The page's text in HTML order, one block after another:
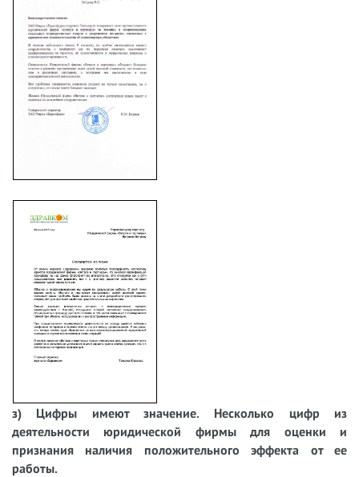
з) Цифры имеют значение. Несколько цифр из
деятельности юридической фирмы для оценки и
признания наличия положительного эффекта от ее
работы.